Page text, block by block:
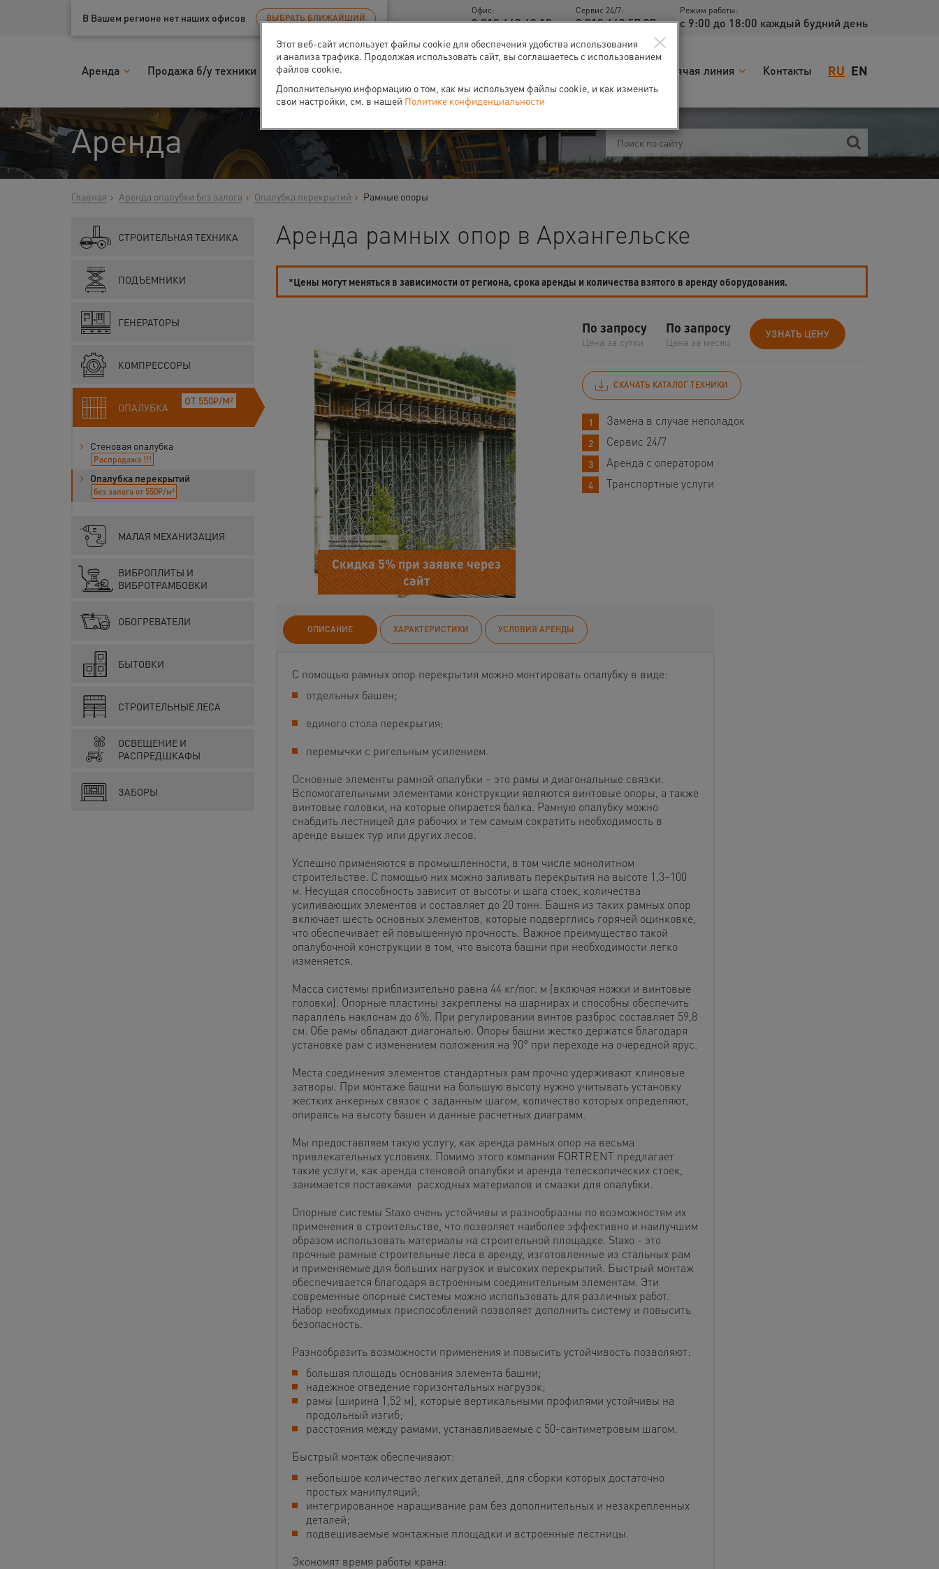
Ваш город:Архангельск
В Вашем регионе нет наших офисов ВЫБРАТЬ БЛИЖАЙШИЙ
Офис:
8 812 448 48 18
Сервис 24/7:
8 812 449 57 97
Режим работы:
с 9:00 до 18:00 каждый будний день
RU EN
Аренда Продажа б/у техники Запчасти Горячая линия Контакты
Аренда
Главная Аренда опалубки без залога Опалубка перекрытий Рамные опоры
СТРОИТЕЛЬНАЯ ТЕХНИКА
ПОДЪЕМНИКИ
ГЕНЕРАТОРЫ
КОМПРЕССОРЫ
ОПАЛУБКА
ОТ 550₽/М²
Стеновая опалубка
Распродажа !!!
Опалубка перекрытий
без залога от 550₽/м²
МАЛАЯ МЕХАНИЗАЦИЯ
ВИБРОПЛИТЫ И
ВИБРОТРАМБОВКИ
ОБОГРЕВАТЕЛИ
БЫТОВКИ
СТРОИТЕЛЬНЫЕ ЛЕСА
ОСВЕЩЕНИЕ И
РАСПРЕДШКАФЫ
ЗАБОРЫ
Аренда рамных опор в Архангельске
*Цены могут меняться в зависимости от региона, срока аренды и количества взятого в аренду оборудования.
Скидка 5% при заявке через
сайт
По запросу
Цена за сутки
По запросу
Цена за месяц
УЗНАТЬ ЦЕНУ
СКАЧАТЬ КАТАЛОГ ТЕХНИКИ
Замена в случае неполадок
Сервис 24/7
Аренда с оператором
Транспортные услуги
ОПИСАНИЕ ХАРАКТЕРИСТИКИ УСЛОВИЯ АРЕНДЫ
С помощью рамных опор перекрытия можно монтировать опалубку в виде:
отдельных башен;
единого стола перекрытия;
перемычки с ригельным усилением.
Основные элементы рамной опалубки – это рамы и диагональные связки.
Вспомогательными элементами конструкции являются винтовые опоры, а также
винтовые головки, на которые опирается балка. Рамную опалубку можно
снабдить лестницей для рабочих и тем самым сократить необходимость в
аренде вышек тур или других лесов.
Успешно применяются в промышленности, в том числе монолитном
строительстве. С помощью них можно заливать перекрытия на высоте 1,3–100
м. Несущая способность зависит от высоты и шага стоек, количества
усиливающих элементов и составляет до 20 тонн. Башня из таких рамных опор
включает шесть основных элементов, которые подверглись горячей оцинковке,
что обеспечивает ей повышенную прочность. Важное преимущество такой
опалубочной конструкции в том, что высота башни при необходимости легко
изменяется.
Масса системы приблизительно равна 44 кг/пог. м (включая ножки и винтовые
головки). Опорные пластины закреплены на шарнирах и способны обеспечить
параллель наклонам до 6%. При регулировании винтов разброс составляет 59,8
см. Обе рамы обладают диагональю. Опоры башни жестко держатся благодаря
установке рам с изменением положения на 90° при переходе на очередной ярус.
Места соединения элементов стандартных рам прочно удерживают клиновые
затворы. При монтаже башни на большую высоту нужно учитывать установку
жестких анкерных связок с заданным шагом, количество которых определяют,
опираясь на высоту башен и данные расчетных диаграмм.
Мы предоставляем такую услугу, как аренда рамных опор на весьма
привлекательных условиях. Помимо этого компания FORTRENT предлагает
такие услуги, как аренда стеновой опалубки и аренда телескопических стоек,
занимается поставками расходных материалов и смазки для опалубки.
Опорные системы Staxo очень устойчивы и разнообразны по возможностям их
применения в строительстве, что позволяет наиболее эффективно и наилучшим
образом использовать материалы на строительной площадке. Staxo - это
прочные рамные строительные леса в аренду, изготовленные из стальных рам
и применяемые для больших нагрузок и высоких перекрытий. Быстрый монтаж
обеспечивается благодаря встроенным соединительным элементам. Эти
современные опорные системы можно использовать для различных работ.
Набор необходимых приспособлений позволяет дополнить систему и повысить
безопасность.
Разнообразить возможности применения и повысить устойчивость позволяют:
большая площадь основания элемента башни;
надежное отведение горизонтальных нагрузок;
рамы (ширина 1,52 м), которые вертикальными профилями устойчивы на
продольный изгиб;
расстояния между рамами, устанавливаемые с 50-сантиметровым шагом.
Быстрый монтаж обеспечивают:
небольшое количество легких деталей, для сборки которых достаточно
простых манипуляций;
интегрированное наращивание рам без дополнительных и незакрепленных
деталей;
подвешиваемые монтажные площадки и встроенные лестницы.
Экономят время работы крана:
×
Этот веб-сайт использует файлы cookie для обеспечения удобства использования
и анализа трафика. Продолжая использовать сайт, вы соглашаетесь с использованием
файлов cookie.
Дополнительную информацию о том, как мы используем файлы cookie, и как изменить
свои настройки, см. в нашей Политике конфиденциальности